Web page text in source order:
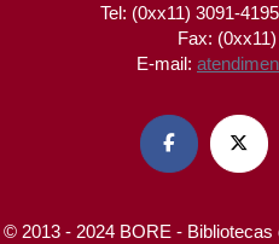
Tel: (0xx11) 3091-
Fax:
E-mail:
 
© 2013 - 2024 BORE -